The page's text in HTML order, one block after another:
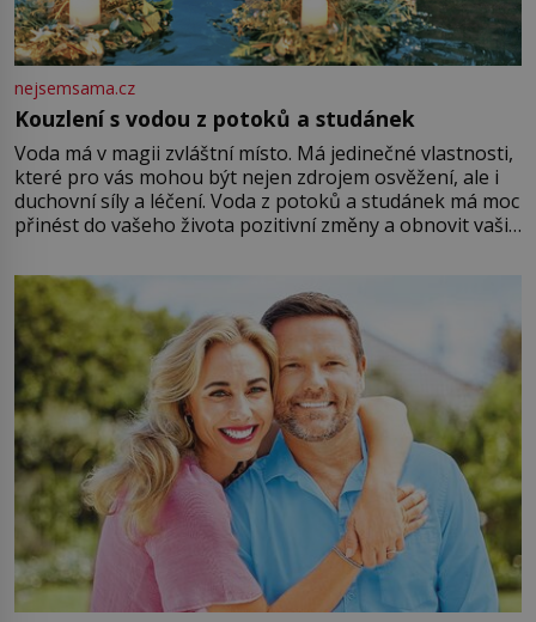
nejsemsama.cz
Kouzlení s vodou z potoků a studánek
Voda má v magii zvláštní místo. Má jedinečné vlastnosti,
které pro vás mohou být nejen zdrojem osvěžení, ale i
duchovní síly a léčení. Voda z potoků a studánek má moc
přinést do vašeho života pozitivní změny a obnovit vaši
můžete obohatit své rituály a přinést do svého života
větší harmonii a klid. Je důležité